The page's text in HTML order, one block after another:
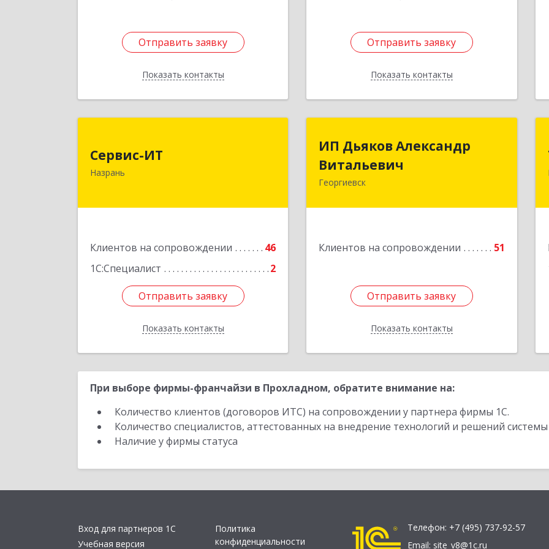
Отправить заявку
Показать контакты
Отправить заявку
Назад
Отправить заявку
Показать контакты
Отправить заявку
Назад
Сервис-ИТ
Назрань
Клиентов на сопровождении
46
1С:Специалист
2
Отправить заявку
Показать контакты
386102, Ингушетия Респ, Назрань г,
Центральный округ тер, Московская
Отправить заявку
Назад
ИП Дьяков Александр
Витальевич
Георгиевск
Клиентов на сопровождении 51
Отправить заявку
Показать контакты
Витальевич
Отправить заявку
Назад
При выборе фирмы-франчайзи в Прохладном, обратите внимание на:
Количество клиентов (договоров ИТС) на сопровождении у партнера фирмы 1С.
Количество специалистов, аттестованных на внедрение технологий и решений
Наличие у фирмы статуса
Вход для партнеров 1С
Учебная версия
Политика
конфиденциальности
Телефон: +7 (495) 737-92-57
Email: site_v8@1c.ru